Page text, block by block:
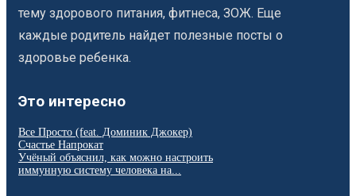
тему здорового питания, фитнеса, ЗОЖ. Еще
каждые родитель найдет полезные посты о
здоровье ребенка.
Это интересно
Все Просто (feat. Доминик Джокер)
Счастье Напрокат
Учёный объяснил, как можно настроить
иммунную систему человека на...